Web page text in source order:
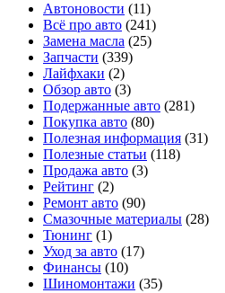
Автоновости (11)
Всё про авто (241)
Замена масла (25)
Запчасти (339)
Лайфхаки (2)
Обзор авто (3)
Подержанные авто (281)
Покупка авто (80)
Полезная информация (31)
Полезные статьи (118)
Продажа авто (3)
Рейтинг (2)
Ремонт авто (90)
Смазочные материалы (28)
Тюнинг (1)
Уход за авто (17)
Финансы (10)
Шиномонтажи (35)